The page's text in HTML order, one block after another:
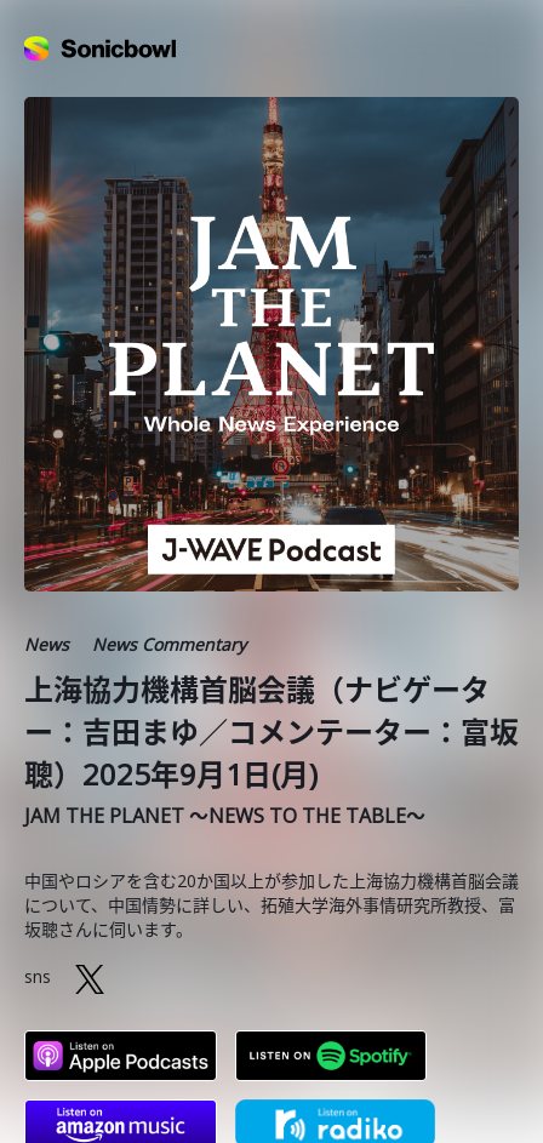
News News Commentary
上海協力機構首脳会議（ナビゲータ
ー：吉田まゆ／コメンテーター：富坂
聰）2025年9月1日(月)
JAM THE PLANET ～NEWS TO THE TABLE～
中国やロシアを含む20か国以上が参加した上海協力機構首脳会議
について、中国情勢に詳しい、拓殖大学海外事情研究所教授、富
坂聰さんに伺います。
sns